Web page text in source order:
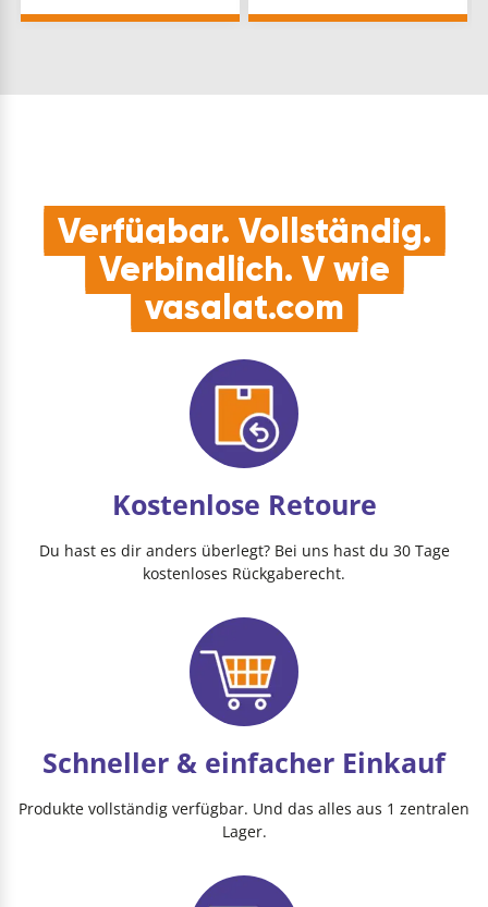
Verfügbar. Vollständig.
Verbindlich. V wie
vasalat.com
Kostenlose Retoure
Du hast es dir anders überlegt? Bei uns hast du 30 Tage
kostenloses Rückgaberecht.
Schneller & einfacher Einkauf
Produkte vollständig verfügbar. Und das alles aus 1 zentralen
Lager.